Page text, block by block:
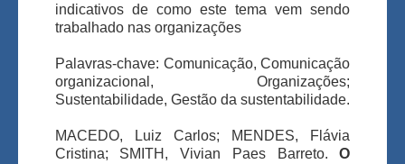
indicativos de como este tema vem sendo
trabalhado nas organizações
Palavras-chave: Comunicação, Comunicação
organizacional, Organizações;
Sustentabilidade, Gestão da sustentabilidade.
MACEDO, Luiz Carlos; MENDES, Flávia
Cristina; SMITH, Vivian Paes Barreto.O